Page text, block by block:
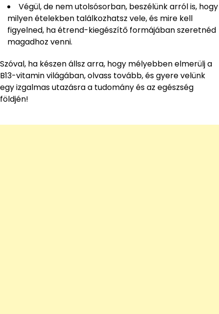
Végül, de nem utolsósorban, beszélünk arról is, hogy
milyen ételekben találkozhatsz vele, és mire kell
figyelned, ha étrend-kiegészítő formájában szeretnéd
magadhoz venni.
Szóval, ha készen állsz arra, hogy mélyebben elmerülj a
B13-vitamin világában, olvass tovább, és gyere velünk
egy izgalmas utazásra a tudomány és az egészség
földjén!